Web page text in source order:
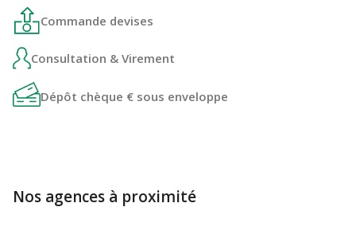
Commande devises
Consultation & Virement
Dépôt chèque € sous enveloppe
Nos agences à proximité